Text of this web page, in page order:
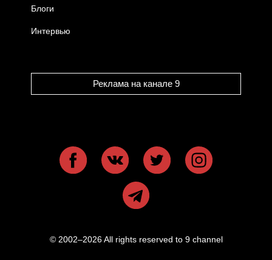
Блоги
Интервью
Реклама на канале 9
© 2002–2026 All rights reserved to 9 channel